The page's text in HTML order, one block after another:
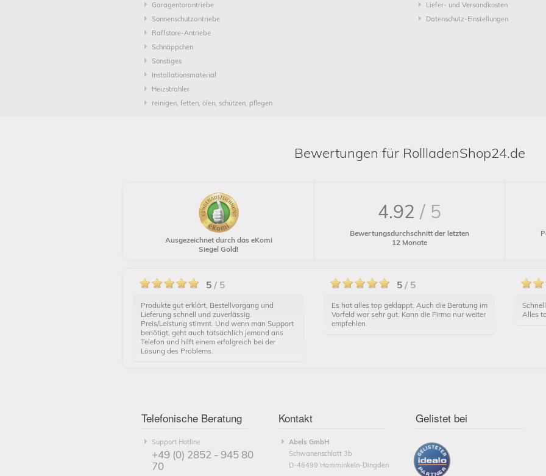
Garagentorantriebe
Sonnenschutzantriebe
Raffstore-Antriebe
Schnäppchen
Sonstiges
Installationsmaterial
Heizstrahler
reinigen, fetten, ölen, schützen, pflegen
Liefer- und Versandkosten
Datenschutz-Einstellungen
Bewertungen für RollladenShop24.de
Ausgezeichnet durch das eKomi
Siegel Gold!
4.92 / 5
Bewertungsdurchschnitt der letzten
12 Monate
5/ 5
Produkte gut erklärt, Bestellvorgang und
Lieferung schnell und zuverlässig.
Preis/Leistung stimmt. Und wenn man Support
benötigt, geht auch tatsächlich jemand ans
Telefon und hilft einem erfolgreich bei der
Lösung des Problems.
5/ 5
Es hat alles top geklappt. Auch die Beratung im
Vorfeld war sehr gut. Kann die Firma nur weiter
empfehlen.
Alles
Telefonische Beratung
Support Hotline
+49 (0) 2852 - 945 80
70
Kontakt
Abels GmbH
Schwanenschlatt 3b
D-46499 Hamminkeln-Dingden
Gelistet bei